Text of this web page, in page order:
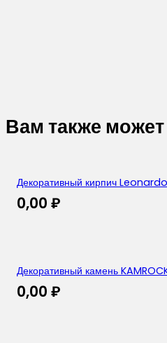
Вам также
Декоративный кирпич
0,00 ₽
Декоративный камень
0,00 ₽